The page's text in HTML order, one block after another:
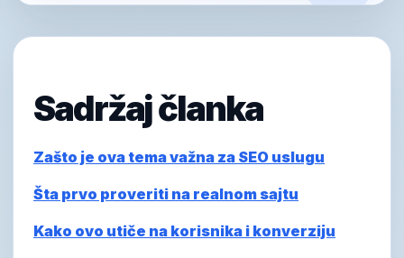
Sadržaj članka
Zašto je ova tema važna za SEO uslugu
Šta prvo proveriti na realnom sajtu
Kako ovo utiče na korisnika i konverziju